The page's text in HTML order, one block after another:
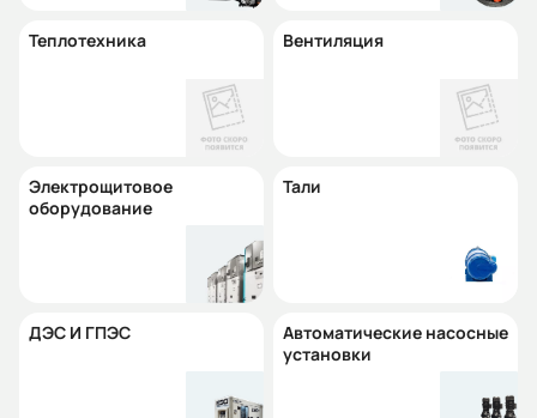
Теплотехника Вентиляция
Электрощитовое
оборудование
Тали
ДЭС И ГПЭС
Автоматические насосные
установки